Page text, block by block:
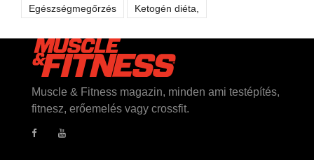
Egészségmegőrzés Ketogén diéta,
Muscle & Fitness magazin, minden ami testépítés,
fitnesz, erőemelés vagy crossfit.